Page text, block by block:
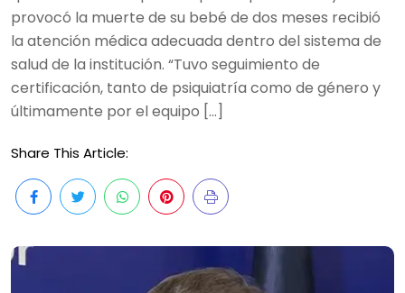
provocó la muerte de su bebé de dos meses recibió
la atención médica adecuada dentro del sistema de
salud de la institución. “Tuvo seguimiento de
certificación, tanto de psiquiatría como de género y
últimamente por el equipo […]
Share This Article: